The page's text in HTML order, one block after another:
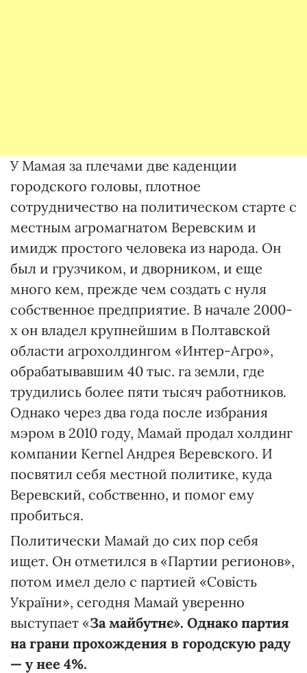
У Мамая за плечами две каденции
городского головы, плотное
сотрудничество на политическом старте с
местным агромагнатом Веревским и
имидж простого человека из народа. Он
был и грузчиком, и дворником, и еще
много кем, прежде чем создать с нуля
собственное предприятие. В начале 2000-
х он владел крупнейшим в Полтавской
области агрохолдингом «Интер-Агро»,
обрабатывавшим 40 тыс. га земли, где
трудились более пяти тысяч работников.
Однако через два года после избрания
мэром в 2010 году, Мамай продал холдинг
компании Kernel Андрея Веревского. И
посвятил себя местной политике, куда
Веревский, собственно, и помог ему
пробиться.
Политически Мамай до сих пор себя
ищет. Он отметился в «Партии регионов»,
потом имел дело с партией «Совість
України», сегодня Мамай уверенно
выступает «За майбутнє». Однако партия
на грани прохождения в городскую раду
— у нее 4%.